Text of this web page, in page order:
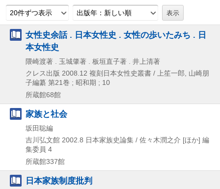
20件ずつ表示 出版年：新しい順
女性史余話 . 日本女性史 . 女性の歩いたみち . 日
本女性史
隈崎渡著 . 玉城肇著 . 板垣直子著 . 井上清著
クレス出版 2008.12 複刻日本女性史叢書 / 上笙一郎,
山崎朋
子編纂 第21巻 ; 昭和期 ; 10
所蔵館68館
家族と社会
坂田聡編
吉川弘文館 2002.8 日本家族史論集 / 佐々木潤之介 [ほか] 編
集委員 4
所蔵館337館
日本家族制度批判